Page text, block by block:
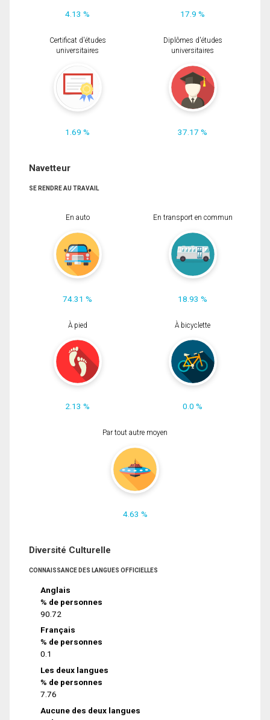
4.13 % 17.9 %
Certificat d'études
universitaires
1.69 %
Diplômes d'études
universitaires
37.17 %
Navetteur
SE RENDRE AU TRAVAIL
En auto
74.31 %
En transport en commun
18.93 %
À pied
2.13 %
À bicyclette
0.0 %
Par tout autre moyen
4.63 %
Diversité Culturelle
CONNAISSANCE DES LANGUES OFFICIELLES
Anglais
% de personnes
90.72
Français
% de personnes
0.1
Les deux langues
% de personnes
7.76
Aucune des deux langues